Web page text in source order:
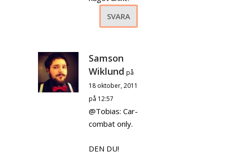
SVARA
Samson
Wiklund på
18 oktober, 2011
på 12:57
@Tobias: Car-
combat only.
DEN DU!